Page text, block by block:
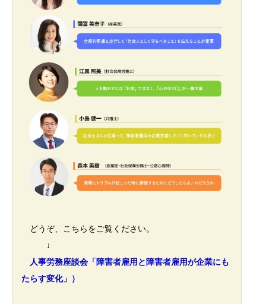
どうぞ、こちらをご覧ください。
↓
人事労務座談会「障害者雇用と障害者雇用が企業にも
たらす変化」）